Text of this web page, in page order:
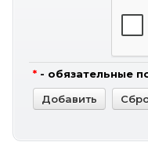
* - обязательные